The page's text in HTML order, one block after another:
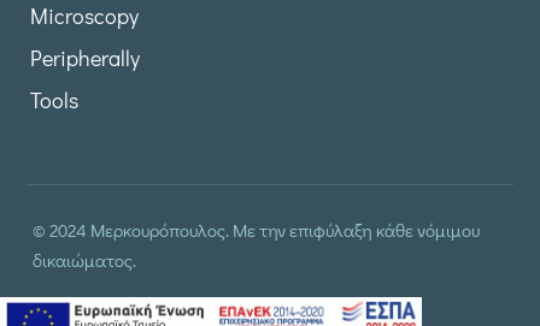
Microscopy
Peripherally
Tools
© 2024 Μερκουρόπουλος. Με την επιφύλαξη κάθε νόμιμου
δικαιώματος.
δημιουργία & φιλοξενία ιστοσελίδας bymanbiz